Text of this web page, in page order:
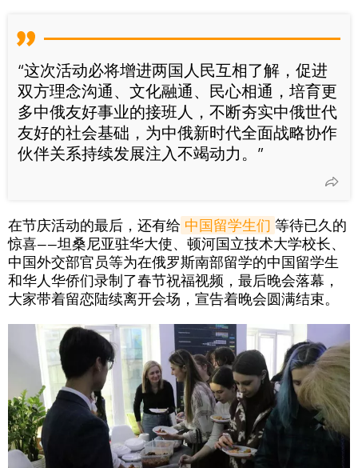
“这次活动必将增进两国人民互相了解，促进
双方理念沟通、文化融通、民心相通，培育更
多中俄友好事业的接班人，不断夯实中俄世代
友好的社会基础，为中俄新时代全面战略协作
伙伴关系持续发展注入不竭动力。”
在节庆活动的最后，还有给 中国留学生们 等待已久的
惊喜——坦桑尼亚驻华大使、顿河国立技术大学校长、
中国外交部官员等为在俄罗斯南部留学的中国留学生
和华人华侨们录制了春节祝福视频，最后晚会落幕，
大家带着留恋陆续离开会场，宣告着晚会圆满结束。